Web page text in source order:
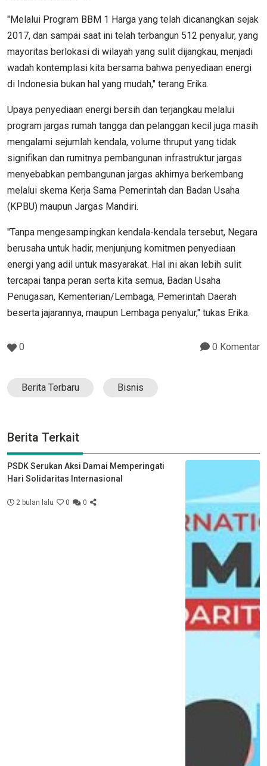
"Melalui Program BBM 1 Harga yang telah dicanangkan sejak
2017, dan sampai saat ini telah terbangun 512 penyalur, yang
mayoritas berlokasi di wilayah yang sulit dijangkau, menjadi
wadah kontemplasi kita bersama bahwa penyediaan energi
di Indonesia bukan hal yang mudah," terang Erika.
Upaya penyediaan energi bersih dan terjangkau melalui
program jargas rumah tangga dan pelanggan kecil juga masih
mengalami sejumlah kendala, volume thruput yang tidak
signifikan dan rumitnya pembangunan infrastruktur jargas
menyebabkan pembangunan jargas akhirnya berkembang
melalui skema Kerja Sama Pemerintah dan Badan Usaha
(KPBU) maupun Jargas Mandiri.
"Tanpa mengesampingkan kendala-kendala tersebut, Negara
berusaha untuk hadir, menjunjung komitmen penyediaan
energi yang adil untuk masyarakat. Hal ini akan lebih sulit
tercapai tanpa peran serta kita semua, Badan Usaha
Penugasan, Kementerian/Lembaga, Pemerintah Daerah
beserta jajarannya, maupun Lembaga penyalur," tukas Erika.
0 0 Komentar
Berita Terbaru Bisnis
Berita Terkait
PSDK Serukan Aksi Damai Memperingati
Hari Solidaritas Internasional
2 bulan lalu 0 0